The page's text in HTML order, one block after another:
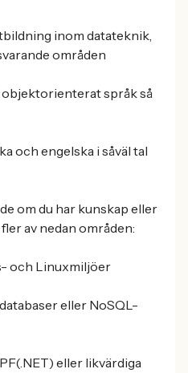
inom datateknik,
områden
objektorienterat språk så
och engelska i såväl tal
om du har kunskap eller
av nedan områden:
och Linuxmiljöer
eller NoSQL-
eller likvärdiga